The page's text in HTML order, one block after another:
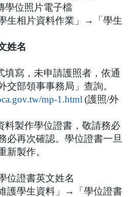
學位照片電子檔
生相片資料作業」 →
「學生
姓名
填寫，未申請護照者，依通
交部領事事務局」查詢。
mp-1.html (護照/外
料製作學位證書，敬請務必
必再次確認。學位證書一旦
新製作。
位證書英文姓名
護學生資料」 →
「學位證書